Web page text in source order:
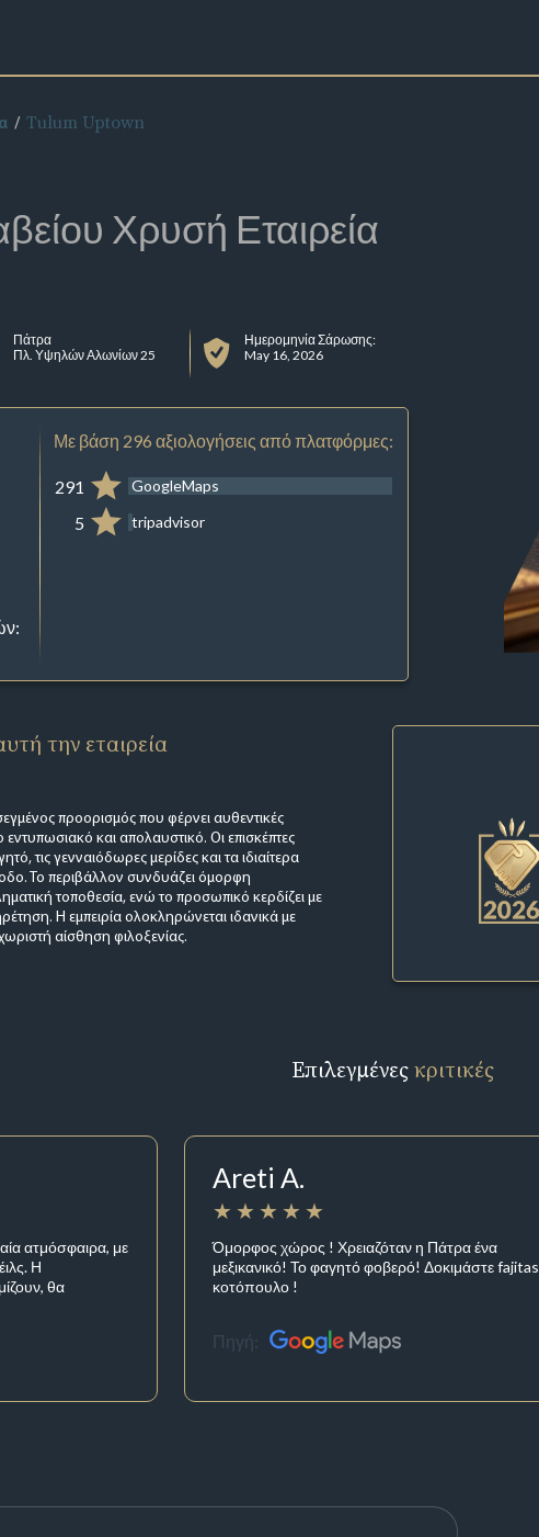
Tulum Uptown
Χρυσή Εταιρεία
Πάτρα
Πλ. Υψηλών Αλωνίων 25
Ημερομηνία Σάρωσης:
May 16, 2026
Με βάση 296 αξιολογήσεις από πλατφόρμες:
291 GoogleMaps
5 tripadvisor
την εταιρεία
προορισμός που φέρνει αυθεντικές
και απολαυστικό. Οι επισκέπτες
τις γενναιόδωρες μερίδες και τα ιδιαίτερα
Το περιβάλλον συνδυάζει όμορφη
τοποθεσία, ενώ το προσωπικό κερδίζει με
Η εμπειρία ολοκληρώνεται ιδανικά με
αίσθηση φιλοξενίας.
Επιλεγμένεςκριτικές
ατμόσφαιρα, με
Η
θα
Areti A.
Όμορφος χώρος ! Χρειαζόταν η Πάτρα ένα
μεξικανικό! Το φαγητό φοβερό! Δοκιμάστε fajitas
κοτόπουλο !
Πηγή: